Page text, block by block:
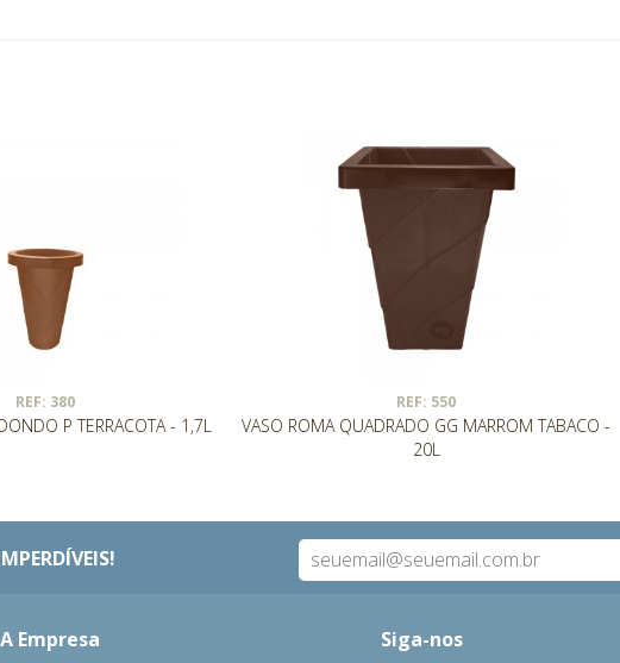
REF: 380
P TERRACOTA - 1,7L
REF: 550
VASO ROMA QUADRADO GG MARROM TABACO -
20L
A Empresa Siga-nos